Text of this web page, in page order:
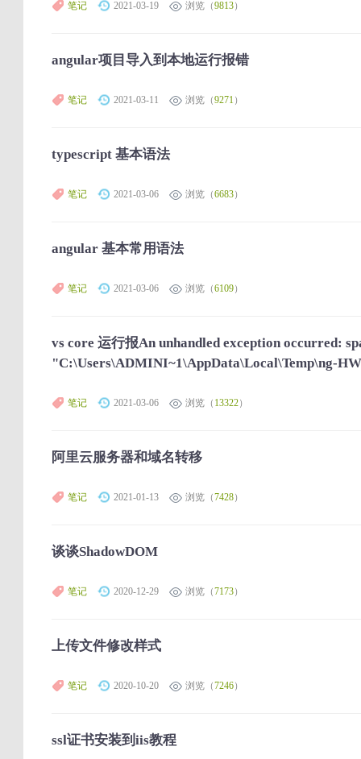
笔记 2021-03-19 浏览（9813）
angular项目导入到本地运行报错
笔记 2021-03-11 浏览（9271）
typescript 基本语法
笔记 2021-03-06 浏览（6683）
angular 基本常用语法
笔记 2021-03-06 浏览（6109）
vs core 运行报An unhandled exception occurred:
"C:\Users\ADMINI~1\AppData\Local\Temp\ng-
笔记 2021-03-06 浏览（ 13322）
阿里云服务器和域名转移
笔记 2021-01-13 浏览（7428）
谈谈ShadowDOM
笔记 2020-12-29 浏览（7173）
上传文件修改样式
笔记 2020-10-20 浏览（7246）
ssl证书安装到iis教程